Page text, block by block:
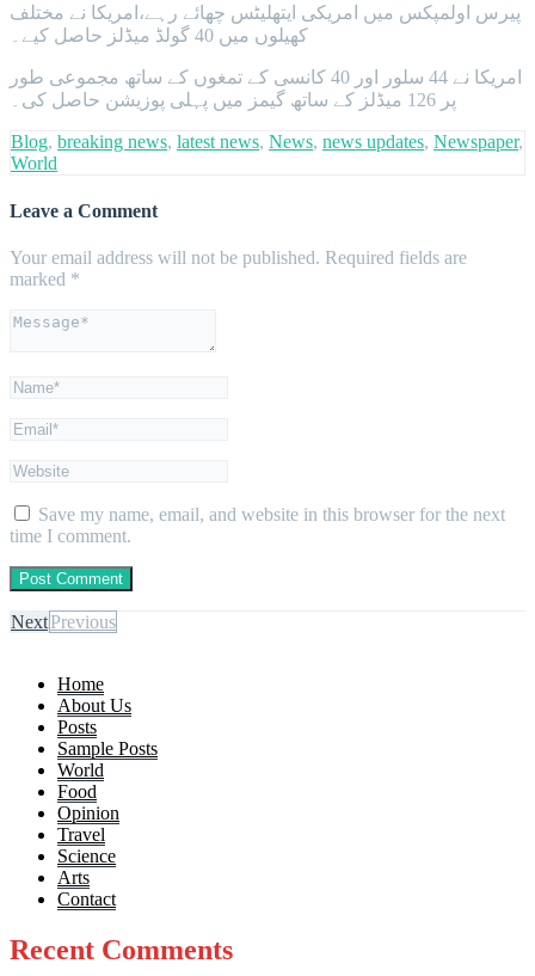
پیرس اولمپکس میں امریکی ایتھلیٹس چھائے رہے،امریکا نے مختلف
کھیلوں میں 40 گولڈ میڈلز حاصل کیے۔
امریکا نے 44 سلور اور 40 کانسی کے تمغوں کے ساتھ مجموعی طور
پر 126 میڈلز کے ساتھ گیمز میں پہلی پوزیشن حاصل کی۔
Blog, breaking news, latest news, News, news updates, Newspaper,
World
Leave a Comment
Your email address will not be published. Required fields are
marked *
Save my name, email, and website in this browser for the next
time I comment.
NextPrevious
Home
About Us
Posts
Sample Posts
World
Food
Opinion
Travel
Science
Arts
Contact
Recent Comments